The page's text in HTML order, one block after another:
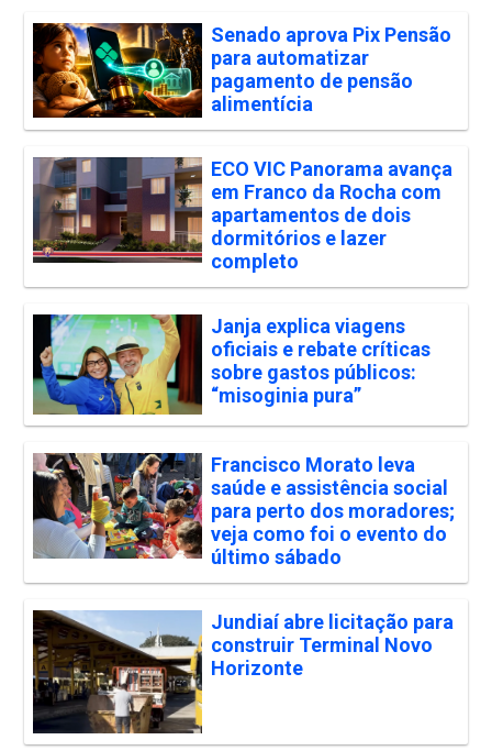
Senado aprova Pix Pensão
para automatizar
pagamento de pensão
alimentícia
ECO VIC Panorama avança
em Franco da Rocha com
apartamentos de dois
dormitórios e lazer
completo
Janja explica viagens
oficiais e rebate críticas
sobre gastos públicos:
“misoginia pura”
Francisco Morato leva
saúde e assistência social
para perto dos moradores;
veja como foi o evento do
último sábado
Jundiaí abre licitação para
construir Terminal Novo
Horizonte